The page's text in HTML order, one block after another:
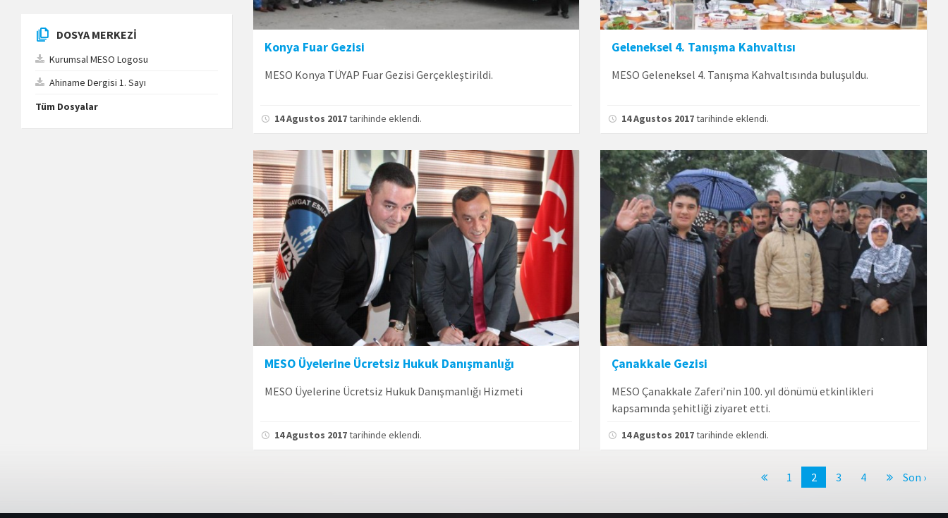
Konya Fuar Gezisi
MESO Konya TÜYAP Fuar Gezisi Gerçekleştirildi.
14 Agustos 2017tarihinde eklendi.
Geleneksel 4. Tanışma Kahvaltısı
MESO Geleneksel 4. Tanışma Kahvaltısında buluşuldu.
14 Agustos 2017tarihinde eklendi.
MESO Üyelerine Ücretsiz Hukuk Danışmanlığı
MESO Üyelerine Ücretsiz Hukuk Danışmanlığı Hizmeti
14 Agustos 2017tarihinde eklendi.
Çanakkale Gezisi
MESO Çanakkale Zaferi’nin 100. yıl dönümü etkinlikleri
kapsamında şehitliği ziyaret etti.
14 Agustos 2017tarihinde eklendi.
1 2 3 4 Son ›
DOSYA MERKEZI
Kurumsal MESO Logosu
Ahiname Dergisi 1. Sayı
Tüm Dosyalar